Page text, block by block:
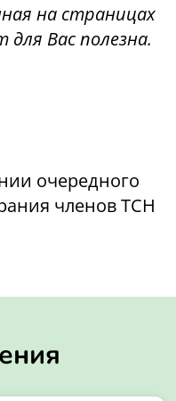
на страницах
Вас полезна.
очередного
членов ТСН